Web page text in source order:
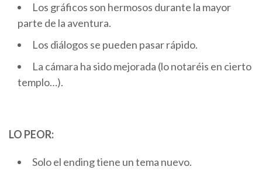
Los gráficos son hermosos durante la mayor
parte de la aventura.
Los diálogos se pueden pasar rápido.
La cámara ha sido mejorada (lo notaréis en cierto
templo…).
LO PEOR:
Solo el ending tiene un tema nuevo.